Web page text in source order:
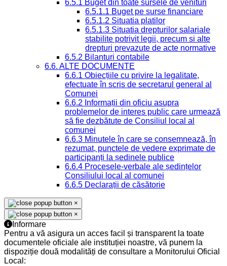
6.5.1 Buget din toate sursele de venituri
6.5.1.1 Buget pe surse financiare
6.5.1.2 Situatia platilor
6.5.1.3 Situatia drepturilor salariale
stabilite potrivit legii, precum si alte
drepturi prevazute de acte normative
6.5.2 Bilanturi contabile
6.6. ALTE DOCUMENTE
6.6.1 Obiecțiile cu privire la legalitate,
efectuate în scris de secretarul general al
Comunei
6.6.2 Informații din oficiu asupra
problemelor de interes public care urmează
să fie dezbătute de Consiliul local al
comunei
6.6.3 Minutele în care se consemnează, în
rezumat, punctele de vedere exprimate de
participanți la ședinele publice
6.6.4 Procesele-verbale ale ședințelor
Consiliului local al comunei
6.6.5 Declarații de căsătorie
×
×
Informare
Pentru a vă asigura un acces facil și transparent la toate
documentele oficiale ale instituției noastre, vă punem la
dispoziție două modalități de consultare a Monitorului Oficial
Local: